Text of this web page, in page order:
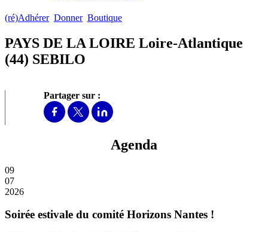
(ré)Adhérer Donner Boutique
PAYS DE LA LOIRE Loire-Atlantique
(44) SEBILO
Partager sur :
Agenda
09
07
2026
Soirée estivale du comité Horizons Nantes !